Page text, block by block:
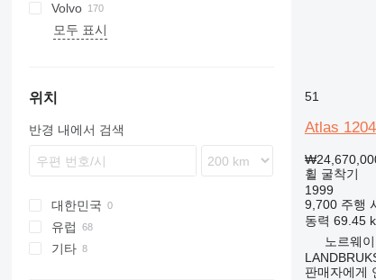
1504
1505
315
316
325
F-series
M-series
MH
NR
R-series
Robex
JS
PW
WA
A-series
LH
CDM
10
11
6503
MH
WE
MH
RH
EB
60
SE
SY
HML
723
735
SWE
TB
AC
TW
Volvo
8700
EWR
6503
EW
XE
B-series
ZM
EW
모두 표시
위치
반경 내에서 검색
대한민국
유럽
기타
51
Atlas 1204
휠 굴착기
1999
9,700 주행
동력 69.45
노르웨
판매자에게